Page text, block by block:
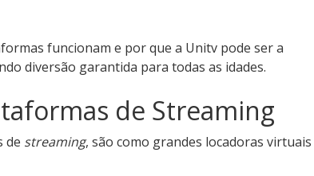
funcionam e por que a Unitv pode ser a
diversão garantida para todas as idades.
de Streaming
de streaming, são como grandes locadoras virtuais